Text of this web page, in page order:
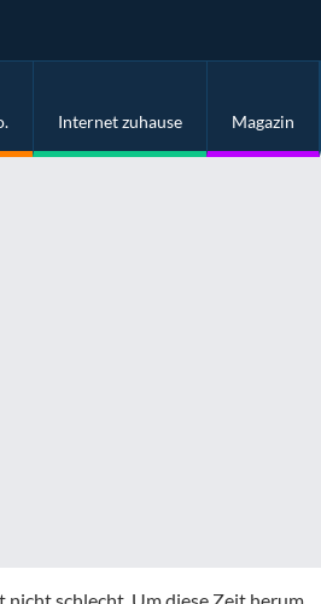
Internet zuhause Magazin